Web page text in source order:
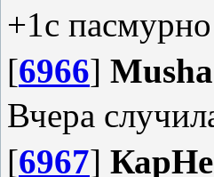
+1с пасмурно
[6966] Musha
Вчера
[6967]